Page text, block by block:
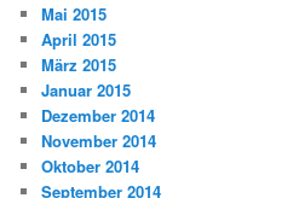
Mai 2015
April 2015
März 2015
Januar 2015
Dezember 2014
November 2014
Oktober 2014
September 2014